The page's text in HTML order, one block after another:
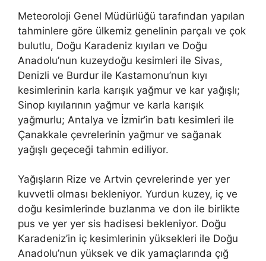
Meteoroloji Genel Müdürlüğü tarafından yapılan
tahminlere göre ülkemiz genelinin parçalı ve çok
bulutlu, Doğu Karadeniz kıyıları ve Doğu
Anadolu’nun kuzeydoğu kesimleri ile Sivas,
Denizli ve Burdur ile Kastamonu’nun kıyı
kesimlerinin karla karışık yağmur ve kar yağışlı;
Sinop kıyılarının yağmur ve karla karışık
yağmurlu; Antalya ve İzmir’in batı kesimleri ile
Çanakkale çevrelerinin yağmur ve sağanak
yağışlı geçeceği tahmin ediliyor.
Yağışların Rize ve Artvin çevrelerinde yer yer
kuvvetli olması bekleniyor. Yurdun kuzey, iç ve
doğu kesimlerinde buzlanma ve don ile birlikte
pus ve yer yer sis hadisesi bekleniyor. Doğu
Karadeniz’in iç kesimlerinin yüksekleri ile Doğu
Anadolu’nun yüksek ve dik yamaçlarında çığ